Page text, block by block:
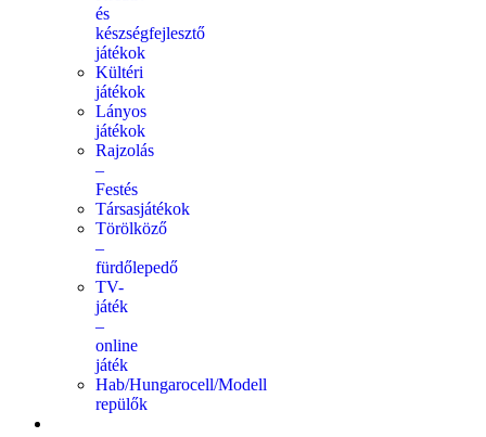
és
készségfejlesztő
játékok
Kültéri
játékok
Lányos
játékok
Rajzolás
–
Festés
Társasjátékok
Törölköző
–
fürdőlepedő
TV-
játék
–
online
játék
Hab/Hungarocell/Modell
repülők